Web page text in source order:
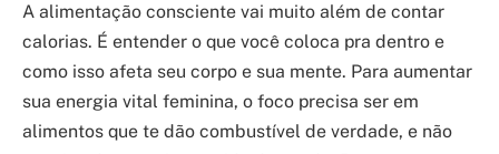
A alimentação consciente vai muito além de contar
calorias. É entender o que você coloca pra dentro e
como isso afeta seu corpo e sua mente. Para aumentar
sua energia vital feminina, o foco precisa ser em
alimentos que te dão combustível de verdade, e não